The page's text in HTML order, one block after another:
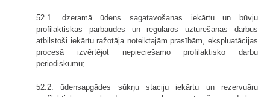
52.1. dzeramā ūdens sagatavošanas iekārtu un būvju
profilaktiskās pārbaudes un regulāros uzturēšanas darbus
atbilstoši iekārtu ražotāja noteiktajām prasībām, ekspluatācijas
procesā izvērtējot nepieciešamo profilaktisko darbu
periodiskumu;
52.2. ūdensapgādes sūkņu staciju iekārtu un rezervuāru